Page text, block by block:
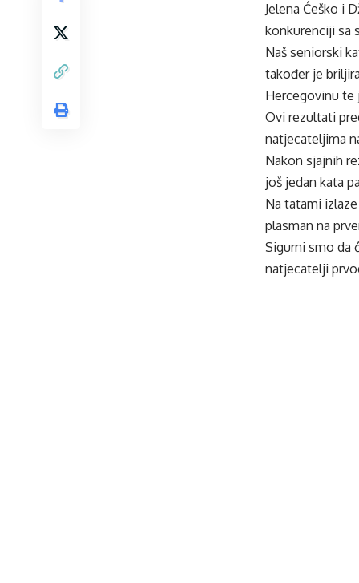
Jelena Ćeško i
konkurenciji sa
Naš seniorski
također je
Hercegovinu te
Ovi rezultati
natjecateljima
Nakon sjajnih
još jedan kata
Na tatami
plasman na
Sigurni smo da
natjecatelji